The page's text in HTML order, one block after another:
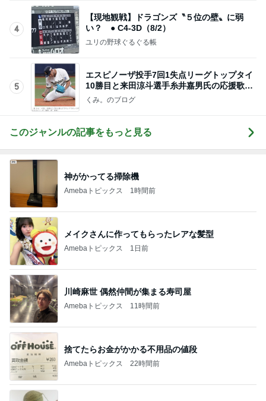
4
【現地観戦】ドラゴンズ〝５位の壁〟に弱
い？ ● C4-3D（8/2）
ユリの野球ぐるぐる帳
5
エスピノーザ投手7回1失点リーグトップタイ
10勝目と来田涼斗選手糸井嘉男氏の応援歌継
承の話。
くみ。のブログ
このジャンルの記事をもっと見る
神がかってる掃除機
Amebaトピックス 1時間前
メイクさんに作ってもらったレアな髪型
Amebaトピックス 1日前
川崎麻世 偶然仲間が集まる寿司屋
Amebaトピックス 11時間前
捨てたらお金がかかる不用品の値段
Amebaトピックス 22時間前